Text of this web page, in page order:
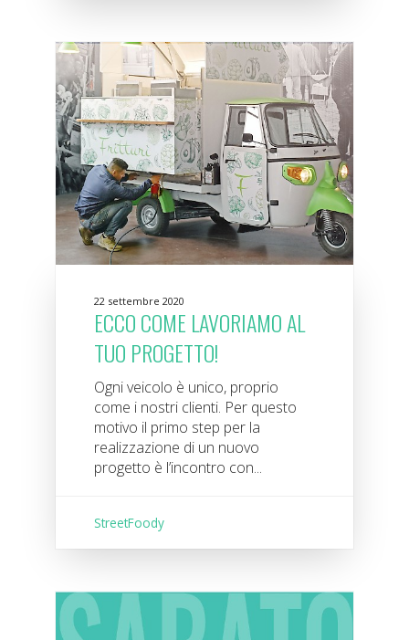
22 settembre 2020
ECCO COME LAVORIAMO AL
TUO PROGETTO!
Ogni veicolo è unico, proprio
come i nostri clienti. Per questo
motivo il primo step per la
realizzazione di un nuovo
progetto è l’incontro con...
StreetFoody